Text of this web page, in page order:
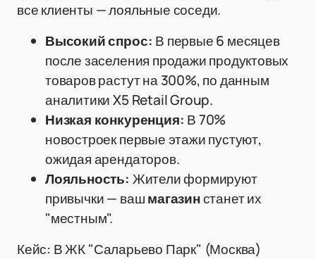
все клиенты — лояльные соседи.
Высокий спрос: В первые 6 месяцев
после заселения продажи продуктовых
товаров растут на 300%, по данным
аналитики X5 Retail Group.
Низкая конкуренция: В 70%
новостроек первые этажи пустуют,
ожидая арендаторов.
Лояльность: Жители формируют
привычки — вашмагазинстанет их
"местным".
Кейс: В ЖК "Саларьево Парк" (Москва)